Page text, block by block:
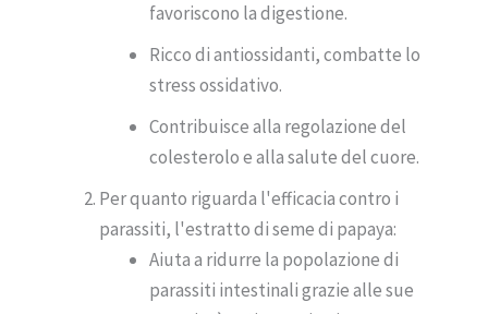
favoriscono la digestione.
Ricco di antiossidanti, combatte lo
stress ossidativo.
Contribuisce alla regolazione del
colesterolo e alla salute del cuore.
Per quanto riguarda l'efficacia contro i
parassiti, l'estratto di seme di papaya:
Aiuta a ridurre la popolazione di
parassiti intestinali grazie alle sue